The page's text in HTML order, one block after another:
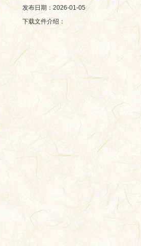
发布日期： 2026-01-05
下载文件介绍：